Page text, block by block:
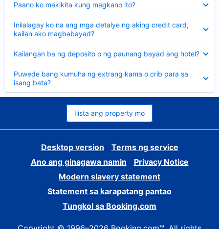
Paano ko makikita kung magkano ito?
ang
Inilalagay ko na ang mga detalye ng aking credit card,
kailan ako magbabayad?
ang
sagot
Kailangan ba ng deposito o ng paunang bayad ang hotel?
ang
Puwede bang kumuha ng extrang kama o crib para sa
isang bata?
ang
sagot
Ilista ang property mo
Desktop version
Terms ng service
Ano ang ginagawa namin
Privacy Notice
Modern slavery statement
Statement sa karapatang pantao
Tungkol sa Booking.com